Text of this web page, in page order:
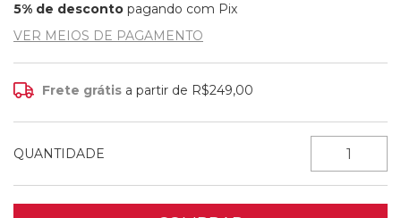
5% de desconto pagando com Pix
VER MEIOS DE PAGAMENTO
Frete grátis a partir de R$249,00
QUANTIDADE